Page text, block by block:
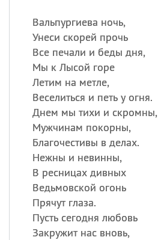
Вальпургиева ночь,
Унеси скорей прочь
Все печали и беды дня,
Мы к Лысой горе
Летим на метле,
Веселиться и петь у огня.
Днем мы тихи и скромны,
Мужчинам покорны,
Благочестивы в делах.
Нежны и невинны,
В ресницах дивных
Ведьмовской огонь
Прячут глаза.
Пусть сегодня любовь
Закружит нас вновь,